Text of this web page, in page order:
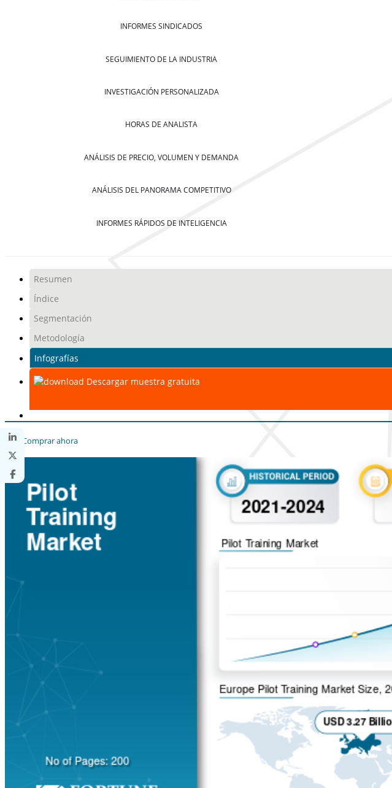
INFORMES SINDICADOS
SEGUIMIENTO DE LA INDUSTRIA
INVESTIGACIÓN PERSONALIZADA
HORAS DE ANALISTA
ANÁLISIS DE PRECIO, VOLUMEN Y DEMANDA
ANÁLISIS DEL PANORAMA COMPETITIVO
INFORMES RÁPIDOS DE INTELIGENCIA
Resumen
Índice
Segmentación
Metodología
Infografías
Descargar muestra gratuita
Comprar ahora